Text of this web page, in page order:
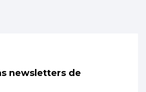
newsletters de